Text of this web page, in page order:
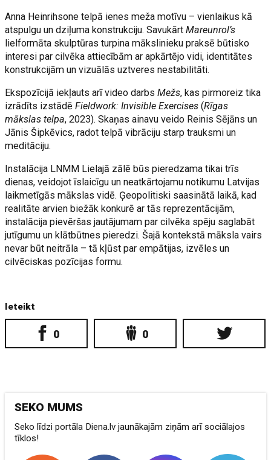
Anna Heinrihsone telpā ienes meža motīvu – vienlaikus kā
atspulgu un dziļuma konstrukciju. SavukārtMareunrol’s
lielformāta skulptūras turpina mākslinieku praksē būtisko
interesi par cilvēka attiecībām ar apkārtējo vidi, identitātes
konstrukcijām un vizuālās uztveres nestabilitāti.
Ekspozīcijā iekļauts arī video darbsMežs, kas pirmoreiz tika
izrādīts izstādēFieldwork: Invisible Exercises (Rīgas
mākslas telpa, 2023). Skaņas ainavu veido Reinis Sējāns un
Jānis Šipkēvics, radot telpā vibrāciju starp trauksmi un
meditāciju.
Instalācija LNMM Lielajā zālē būs pieredzama tikai trīs
dienas, veidojot īslaicīgu un neatkārtojamu notikumu Latvijas
laikmetīgās mākslas vidē. Ģeopolitiski saasinātā laikā, kad
realitāte arvien biežāk konkurē ar tās reprezentācijām,
instalācija pievēršas jautājumam par cilvēka spēju saglabāt
jutīgumu un klātbūtnes pieredzi. Šajā kontekstā māksla vairs
nevar būt neitrāla – tā kļūst par empātijas, izvēles un
cilvēciskas pozīcijas formu.
Ieteikt
0 0
SEKO MUMS
Seko līdzi portāla Diena.lv jaunākajām ziņām arī sociālajos
tīklos!